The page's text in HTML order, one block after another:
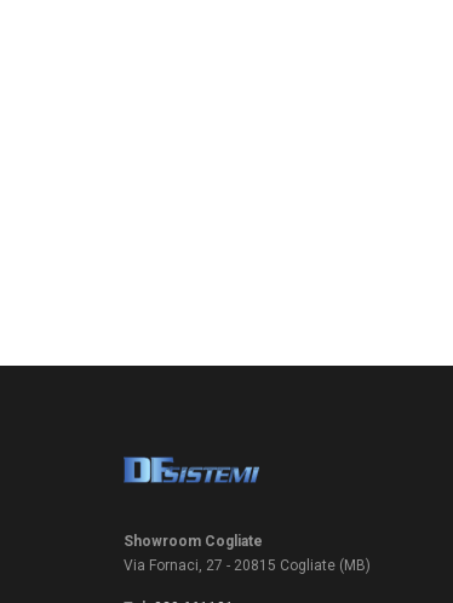
Showroom Cogliate
Via Fornaci, 27 - 20815 Cogliate (MB)